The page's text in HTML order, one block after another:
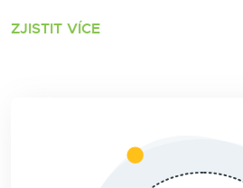
ZJISTIT VÍCE